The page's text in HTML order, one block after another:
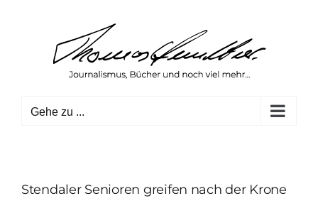
springen
Gehe zu ...
Stendaler Senioren greifen nach der Krone